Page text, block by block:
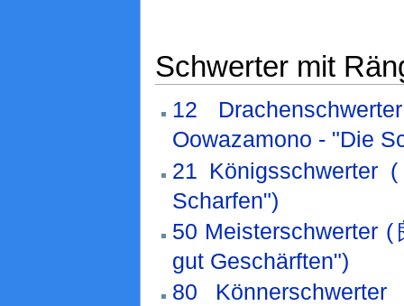
Schwerter mit
12
Oowazamono - "Die
21 Königsschwerter
Scharfen")
50 Meisterschwerter
gut Geschärften")
80